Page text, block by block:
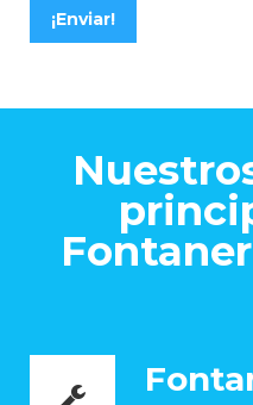
¡Enviar!